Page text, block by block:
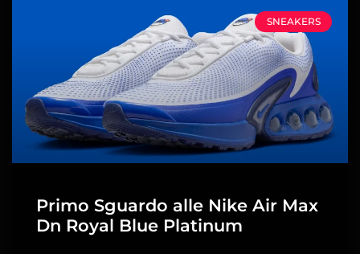
SNEAKERS
Primo Sguardo alle Nike Air Max
Dn Royal Blue Platinum